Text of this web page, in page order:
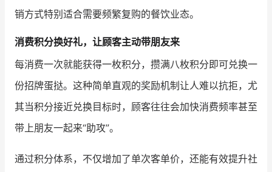
销方式特别适合需要频繁复购的餐饮业态。
消费积分换好礼，让顾客主动带朋友来
每消费一次就能获得一枚积分，攒满八枚积分即可兑换一
份招牌蛋挞。这种简单直观的奖励机制让人难以抗拒，尤
其当积分接近兑换目标时，顾客往往会加快消费频率甚至
带上朋友一起来“助攻”。
通过积分体系，不仅增加了单次客单价，还能有效提升社